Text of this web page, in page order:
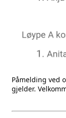
Påmelding ved
gjelder.